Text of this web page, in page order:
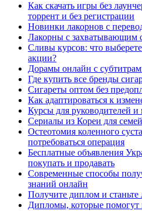
Как скачать игры без
торрент и без регистрации
Новинки лакорнов с
Лакорны с захватывающим
Сливы курсов: что
акции?
Дорамы онлайн с
Где купить все бренды
Сигареты оптом без
Как адаптироваться к
Курсы для руководителей и
Сериалы из Кореи для
Остеотомия коленного
потребоваться операция
Бесплатные объявления
покупать и продавать
Современные способы
знаний онлайн
Получите диплом и станьте
Дипломы, которые помогут